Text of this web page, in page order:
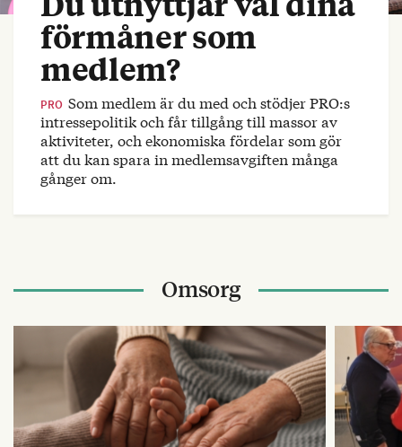
förmåner som
medlem?
PRO Som medlem är du med och stödjer PRO:s
intressepolitik och får tillgång till massor av
aktiviteter, och ekonomiska fördelar som gör
att du kan spara in medlemsavgiften många
gånger om.
Omsorg